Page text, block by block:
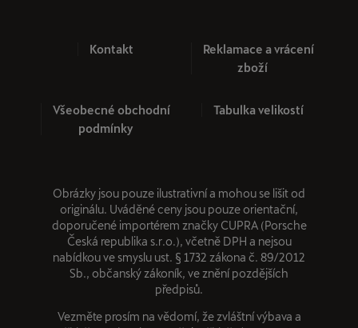
Kontakt
Reklamace a vrácení
zboží
Všeobecné obchodní
podmínky
Tabulka velikostí
Obrázky jsou pouze ilustrativní a mohou se lišit od
originálu. Uváděné ceny jsou pouze orientační,
doporučené importérem značky CUPRA (Porsche
Česká republika s.r.o.), včetně DPH a nejsou
nabídkou ve smyslu ust. § 1732 zákona č. 89/2012
Sb., občanský zákoník, ve znění pozdějších
předpisů.
Vezměte prosím na vědomí, že zvláštní výbava a